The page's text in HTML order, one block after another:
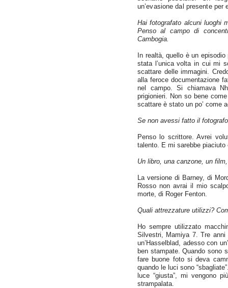
un’evasione dal presente per
Hai fotografato alcuni luoghi
Penso al campo di
Cambogia.
In realtà, quello è un
stata l’unica volta in cui mi
scattare delle immagini.
alla feroce documentazione
nel campo. Si chiamava
prigionieri. Non so bene
scattare è stato un po’ come
Se non avessi fatto il
Penso lo scrittore. Avrei
talento. E mi sarebbe piaciuto
Un libro, una canzone, un
La versione di Barney, di
Rosso non avrai il mio
morte, di Roger Fenton.
Quali attrezzature utilizzi?
Ho sempre utilizzato
Silvestri, Mamiya 7. Tre
un’Hasselblad, adesso con
ben stampate. Quando sono
fare buone foto si deva
quando le luci sono
luce “giusta”, mi vengono
strampalata.